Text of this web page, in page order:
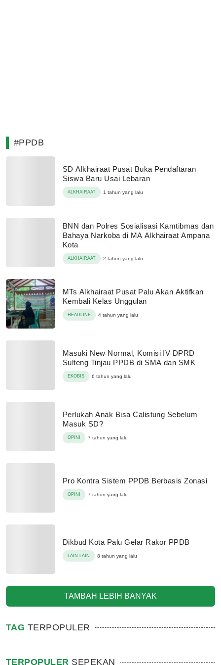
#PPDB
SD Alkhairaat Pusat Buka Pendaftaran
Siswa Baru Usai Lebaran
ALKHAIRAAT 1 tahun yang lalu
BNN dan Polres Sosialisasi Kamtibmas dan
Bahaya Narkoba di MA Alkhairaat Ampana
Kota
ALKHAIRAAT 2 tahun yang lalu
MTs Alkhairaat Pusat Palu Akan Aktifkan
Kembali Kelas Unggulan
HEADLINE 4 tahun yang lalu
Masuki New Normal, Komisi IV DPRD
Sulteng Tinjau PPDB di SMA dan SMK
EKOBIS 6 tahun yang lalu
Perlukah Anak Bisa Calistung Sebelum
Masuk SD?
OPINI 7 tahun yang lalu
Pro Kontra Sistem PPDB Berbasis Zonasi
OPINI 7 tahun yang lalu
Dikbud Kota Palu Gelar Rakor PPDB
LAIN LAIN 8 tahun yang lalu
TAMBAH LEBIH BANYAK
TAG TERPOPULER
TERPOPULER SEPEKAN